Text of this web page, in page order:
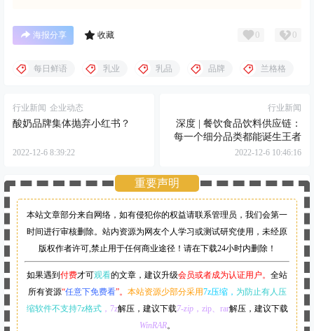
海报分享 收藏 0 0
每日鲜语 乳业 乳品 品牌 兰格格
行业新闻 企业动态
酸奶品牌集体抛弃小红书？
2022-12-6 8:39:22
行业新闻
深度 | 餐饮食品饮料供应链：
每一个细分品类都能诞生王者
2022-12-6 10:46:16
重要声明
本站文章部分来自网络，如有侵犯你的权益请联系管理员， 我们会第一
时间进行审核删除。站内资源为网友个人学习或测试研究使用，未经原
版权作者许可,禁止用于任何商业途径！请在下载24小时内删除！
如果遇到付费才可观看的文章，建议升级会员或者成为认证用户。 全站
所有资源“任意下免费看”。 本站资源少部分采用7z压缩， 为防止有人压
缩软件不支持7z格式，7z解压，建议下载7-zip，zip、rar解压，建议下载
WinRAR。